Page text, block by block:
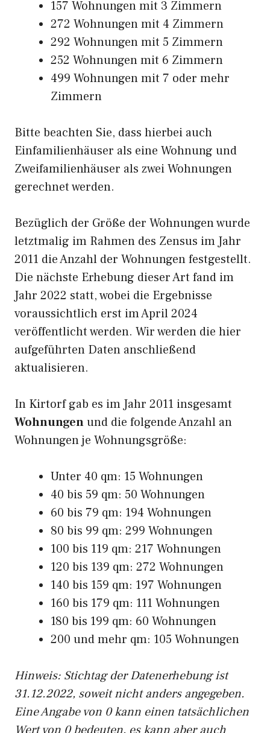
157 Wohnungen mit 3 Zimmern
272 Wohnungen mit 4 Zimmern
292 Wohnungen mit 5 Zimmern
252 Wohnungen mit 6 Zimmern
499 Wohnungen mit 7 oder mehr
Zimmern
Bitte beachten Sie, dass hierbei auch
Einfamilienhäuser als eine Wohnung und
Zweifamilienhäuser als zwei Wohnungen
gerechnet werden.
Bezüglich der Größe der Wohnungen wurde
letztmalig im Rahmen des Zensus im Jahr
2011 die Anzahl der Wohnungen festgestellt.
Die nächste Erhebung dieser Art fand im
Jahr 2022 statt, wobei die Ergebnisse
voraussichtlich erst im April 2024
veröffentlicht werden. Wir werden die hier
aufgeführten Daten anschließend
aktualisieren.
In Kirtorf gab es im Jahr 2011 insgesamt
Wohnungenund die folgende Anzahl an
Wohnungen je Wohnungsgröße:
Unter 40 qm: 15 Wohnungen
40 bis 59 qm: 50 Wohnungen
60 bis 79 qm: 194 Wohnungen
80 bis 99 qm: 299 Wohnungen
100 bis 119 qm: 217 Wohnungen
120 bis 139 qm: 272 Wohnungen
140 bis 159 qm: 197 Wohnungen
160 bis 179 qm: 111 Wohnungen
180 bis 199 qm: 60 Wohnungen
200 und mehr qm: 105 Wohnungen
Hinweis: Stichtag der Datenerhebung ist
31.12.2022, soweit nicht anders angegeben.
Eine Angabe von 0 kann einen tatsächlichen